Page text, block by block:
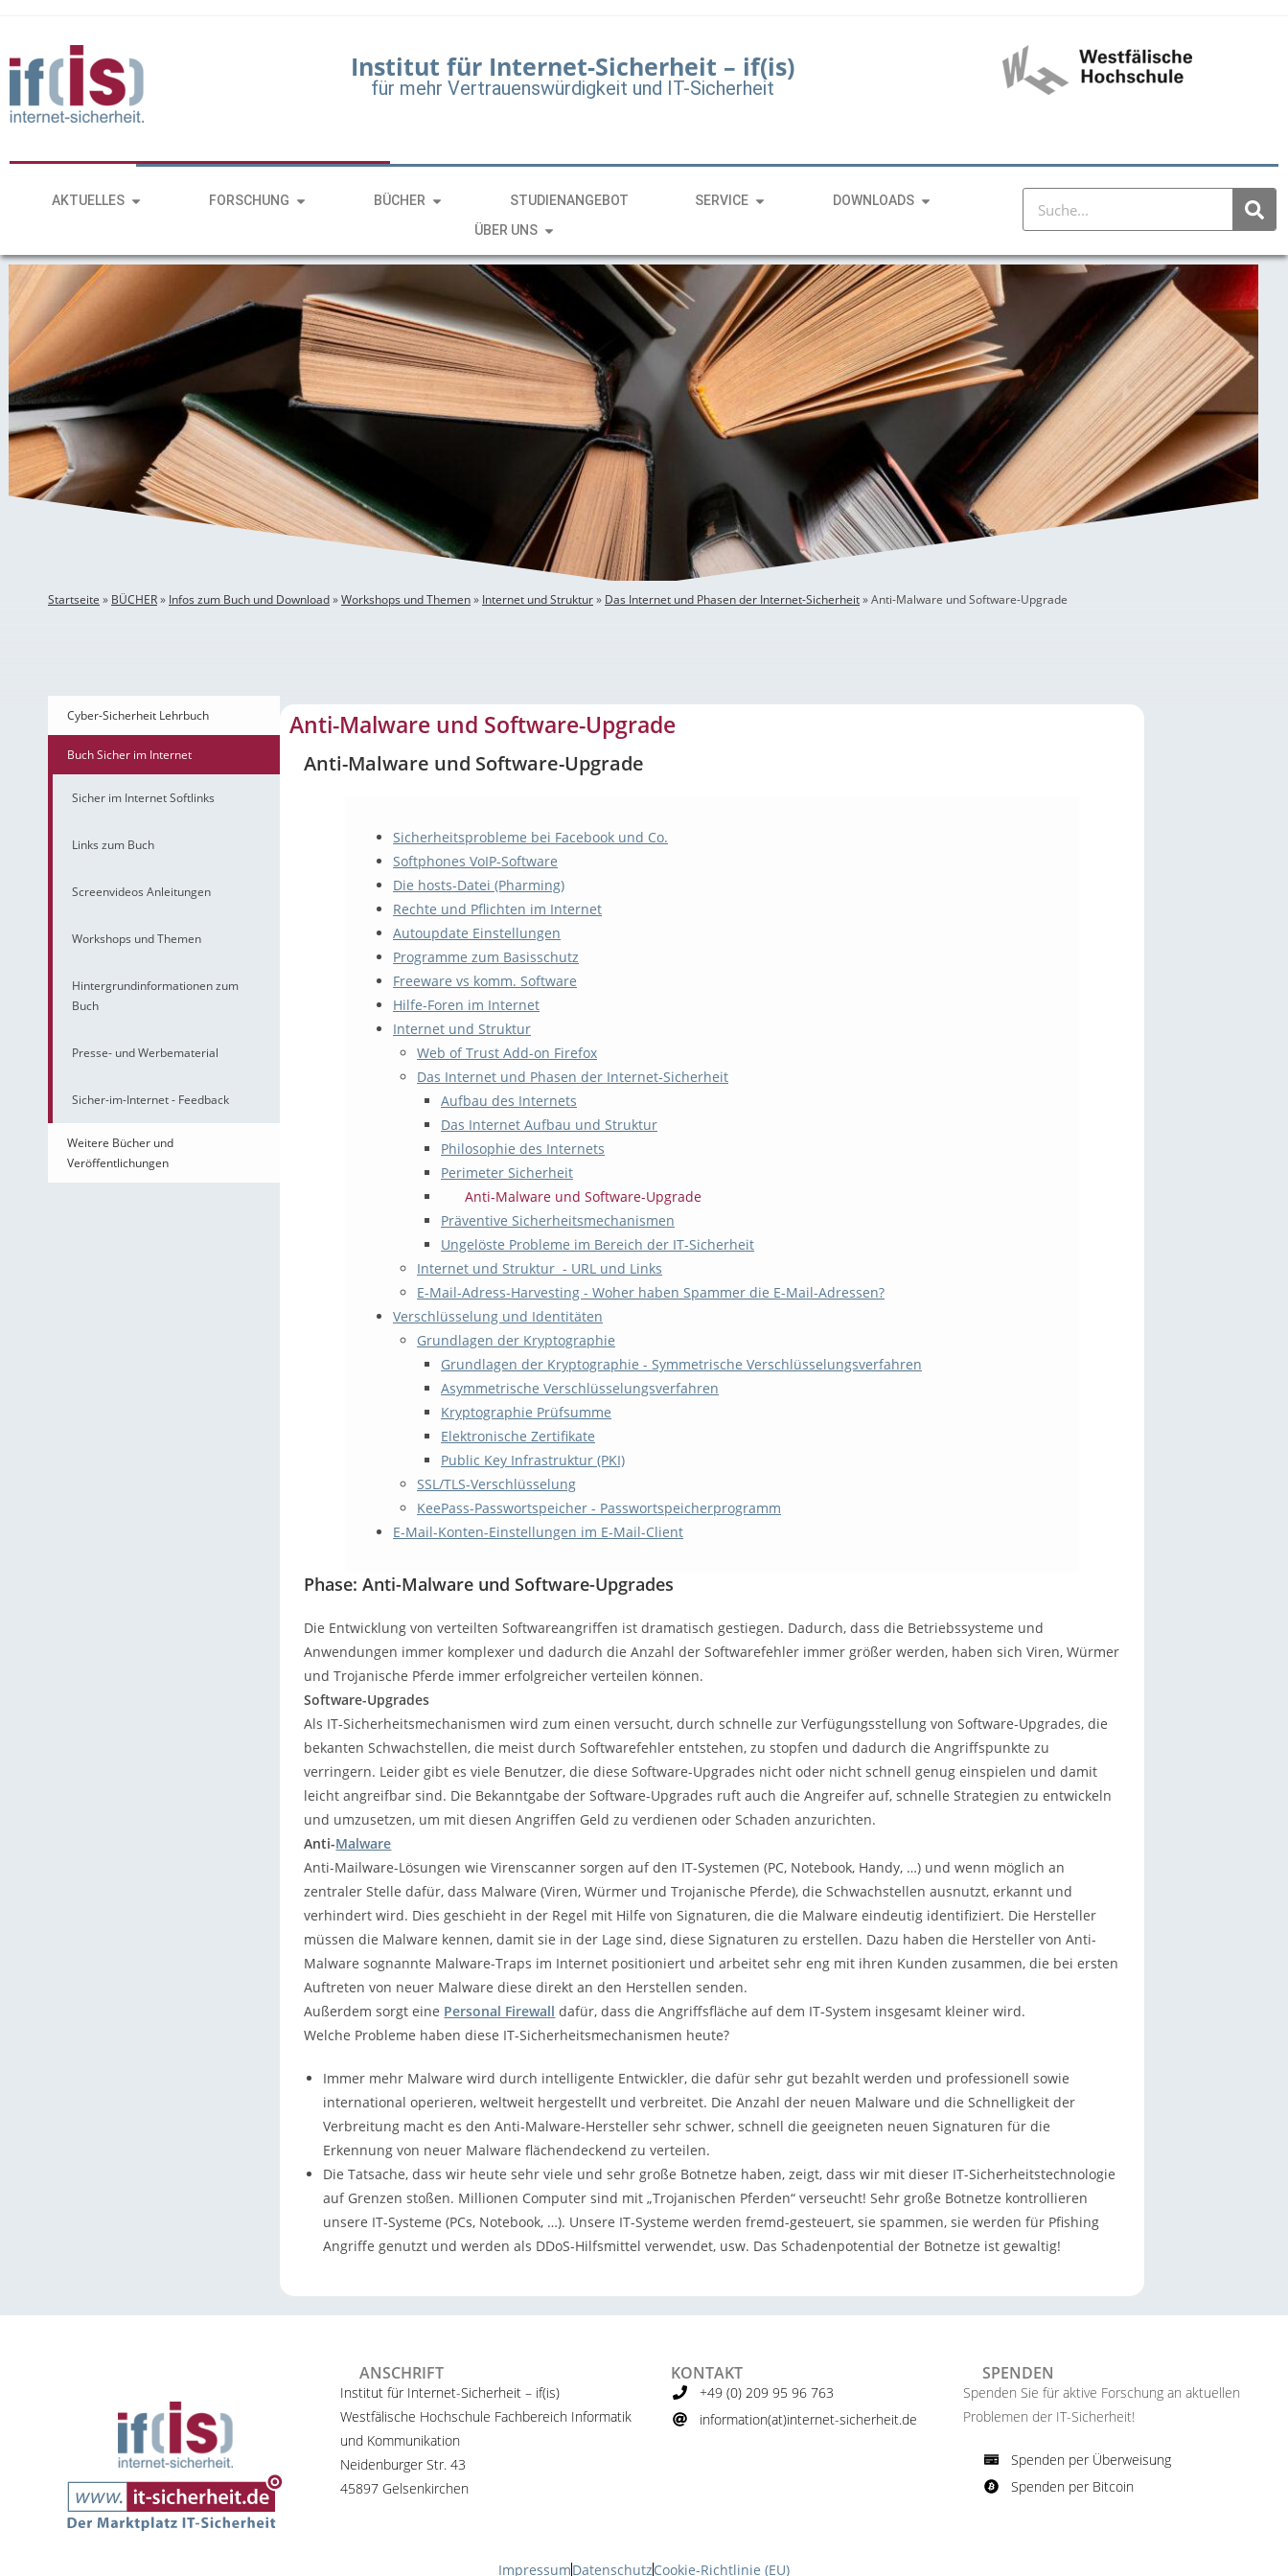
Institut für Internet-Sicherheit – if(is)
für mehr Vertrauenswürdigkeit und IT-Sicherheit
AKTUELLES FORSCHUNG BÜCHER STUDIENANGEBOT SERVICE
DOWNLOADS
ÜBER UNS
Startseite » BÜCHER» Infos zum Buch und Download»Workshops und Themen» Internet und Struktur» Das Internet und Phasen der Internet-Sicherheit»Anti-Malware und Software-Upgrade
Cyber-Sicherheit Lehrbuch
Buch Sicher im Internet
Sicher im Internet Softlinks
Links zum Buch
Screenvideos Anleitungen
Workshops und Themen
Hintergrundinformationen zum
Buch
Presse- und Werbematerial
Sicher-im-Internet - Feedback
Weitere Bücher und
Veröffentlichungen
Anti-Malware und Software-Upgrade
Anti-Malware und Software-Upgrade
Sicherheitsprobleme bei Facebook und Co.
Softphones VoIP-Software
Die hosts-Datei (Pharming)
Rechte und Pflichten im Internet
Autoupdate Einstellungen
Programme zum Basisschutz
Freeware vs komm. Software
Hilfe-Foren im Internet
Internet und Struktur
Web of Trust Add-on Firefox
Das Internet und Phasen der Internet-Sicherheit
Aufbau des Internets
Das Internet Aufbau und Struktur
Philosophie des Internets
Perimeter Sicherheit
Anti-Malware und Software-Upgrade
Präventive Sicherheitsmechanismen
Ungelöste Probleme im Bereich der IT-Sicherheit
Internet und Struktur - URL und Links
E-Mail-Adress-Harvesting - Woher haben Spammer die E-Mail-Adressen?
Verschlüsselung und Identitäten
Grundlagen der Kryptographie
Grundlagen der Kryptographie - Symmetrische Verschlüsselungsverfahren
Asymmetrische Verschlüsselungsverfahren
Kryptographie Prüfsumme
Elektronische Zertifikate
Public Key Infrastruktur (PKI)
SSL/TLS-Verschlüsselung
KeePass-Passwortspeicher - Passwortspeicherprogramm
E-Mail-Konten-Einstellungen im E-Mail-Client
Phase: Anti-Malware und Software-Upgrades
Die Entwicklung von verteilten Softwareangriffen ist dramatisch gestiegen. Dadurch, dass die Betriebssysteme und
Anwendungen immer komplexer und dadurch die Anzahl der Softwarefehler immer größer werden, haben sich Viren, Würmer
und Trojanische Pferde immer erfolgreicher verteilen können.
Software-Upgrades
Als IT-Sicherheitsmechanismen wird zum einen versucht, durch schnelle zur Verfügungsstellung von Software-Upgrades, die
bekanten Schwachstellen, die meist durch Softwarefehler entstehen, zu stopfen und dadurch die Angriffspunkte zu
verringern. Leider gibt es viele Benutzer, die diese Software-Upgrades nicht oder nicht schnell genug einspielen und damit
leicht angreifbar sind. Die Bekanntgabe der Software-Upgrades ruft auch die Angreifer auf, schnelle Strategien zu entwickeln
und umzusetzen, um mit diesen Angriffen Geld zu verdienen oder Schaden anzurichten.
Anti-Malware
Anti-Mailware-Lösungen wie Virenscanner sorgen auf den IT-Systemen (PC, Notebook, Handy, …) und wenn möglich an
zentraler Stelle dafür, dass Malware (Viren, Würmer und Trojanische Pferde), die Schwachstellen ausnutzt, erkannt und
verhindert wird. Dies geschieht in der Regel mit Hilfe von Signaturen, die die Malware eindeutig identifiziert. Die Hersteller
müssen die Malware kennen, damit sie in der Lage sind, diese Signaturen zu erstellen. Dazu haben die Hersteller von Anti-
Malware sognannte Malware-Traps im Internet positioniert und arbeitet sehr eng mit ihren Kunden zusammen, die bei ersten
Auftreten von neuer Malware diese direkt an den Herstellen senden.
Außerdem sorgt eine Personal Firewall dafür, dass die Angriffsfläche auf dem IT-System insgesamt kleiner wird.
Welche Probleme haben diese IT-Sicherheitsmechanismen heute?
Immer mehr Malware wird durch intelligente Entwickler, die dafür sehr gut bezahlt werden und professionell sowie
international operieren, weltweit hergestellt und verbreitet. Die Anzahl der neuen Malware und die Schnelligkeit der
Verbreitung macht es den Anti-Malware-Hersteller sehr schwer, schnell die geeigneten neuen Signaturen für die
Erkennung von neuer Malware flächendeckend zu verteilen.
Die Tatsache, dass wir heute sehr viele und sehr große Botnetze haben, zeigt, dass wir mit dieser IT-Sicherheitstechnologie
auf Grenzen stoßen. Millionen Computer sind mit „Trojanischen Pferden“ verseucht! Sehr große Botnetze kontrollieren
unsere IT-Systeme (PCs, Notebook, …). Unsere IT-Systeme werden fremd-gesteuert, sie spammen, sie werden für Pfishing
Angriffe genutzt und werden als DDoS-Hilfsmittel verwendet, usw. Das Schadenpotential der Botnetze ist gewaltig!
ANSCHRIFT
Institut für Internet-Sicherheit – if(is)
Westfälische Hochschule Fachbereich Informatik
und Kommunikation
Neidenburger Str. 43
45897 Gelsenkirchen
KONTAKT
+49 (0) 209 95 96 763
information(at)internet-sicherheit.de ​
SPENDEN
Spenden Sie für aktive Forschung an aktuellen
Problemen der IT-Sicherheit!​
Spenden per Überweisung​
Spenden per Bitcoin​
ImpressumDatenschutzCookie-Richtlinie (EU)